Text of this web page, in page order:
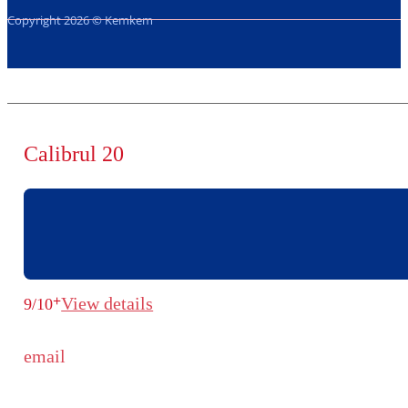
Copyright 2026 © Kemkem
Calibrul 20
9/10+View details
email